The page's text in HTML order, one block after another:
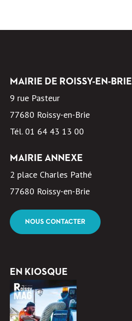
MAIRIE DE ROISSY-EN-BRIE
9 rue Pasteur
77680 Roissy-en-Brie
Tél. 01 64 43 13 00
MAIRIE ANNEXE
2 place Charles Pathé
77680 Roissy-en-Brie
NOUS CONTACTER
EN KIOSQUE